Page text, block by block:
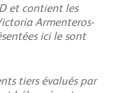
et contient les
Armenteros-
ici le sont
tiers évalués par